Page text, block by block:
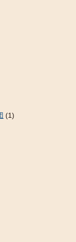
(1)